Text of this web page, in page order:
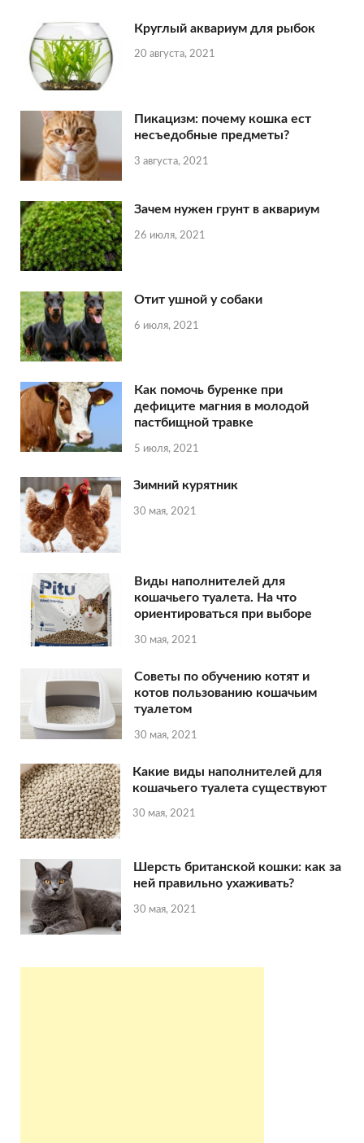
Круглый аквариум для рыбок
20 августа, 2021
Пикацизм: почему кошка ест
несъедобные предметы?
3 августа, 2021
Зачем нужен грунт в аквариум
26 июля, 2021
Отит ушной у собаки
6 июля, 2021
Как помочь буренке при
дефиците магния в молодой
пастбищной травке
5 июля, 2021
Зимний курятник
30 мая, 2021
Виды наполнителей для
кошачьего туалета. На что
ориентироваться при выборе
30 мая, 2021
Советы по обучению котят и
котов пользованию кошачьим
туалетом
30 мая, 2021
Какие виды наполнителей для
кошачьего туалета существуют
30 мая, 2021
Шерсть британской кошки: как за
ней правильно ухаживать?
30 мая, 2021